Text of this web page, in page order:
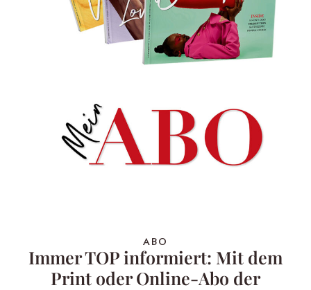
ABO
Immer TOP informiert: Mit dem
Print oder Online-Abo der